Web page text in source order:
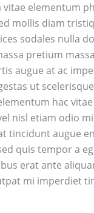
elementum
mollis diam
sodales nulla
pretium
augue at ac
ut
hac
nisl etiam odio
tincidunt augue
quis tempor a
erat ante
mi imperdiet